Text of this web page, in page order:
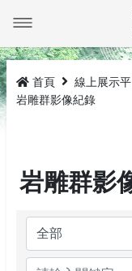
要
內
容
最新消息
最新消息
萬山巡禮
TKM1孤巴察峨
TKM2祖布里里
TKM3莎娜奇勒娥
萬山岩雕影像館
環景影像
3D影像
萬山岩雕圖像館
岩雕刻紋展示
教育推廣
活動公告
活動成果
研究與成果
線上電子書
法規與申請
首頁 線上展示
岩雕群影像紀錄
岩雕群影